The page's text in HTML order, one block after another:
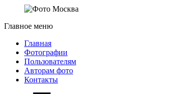
Главное меню
Главная
Фотографии
Пользователям
Авторам фото
Контакты